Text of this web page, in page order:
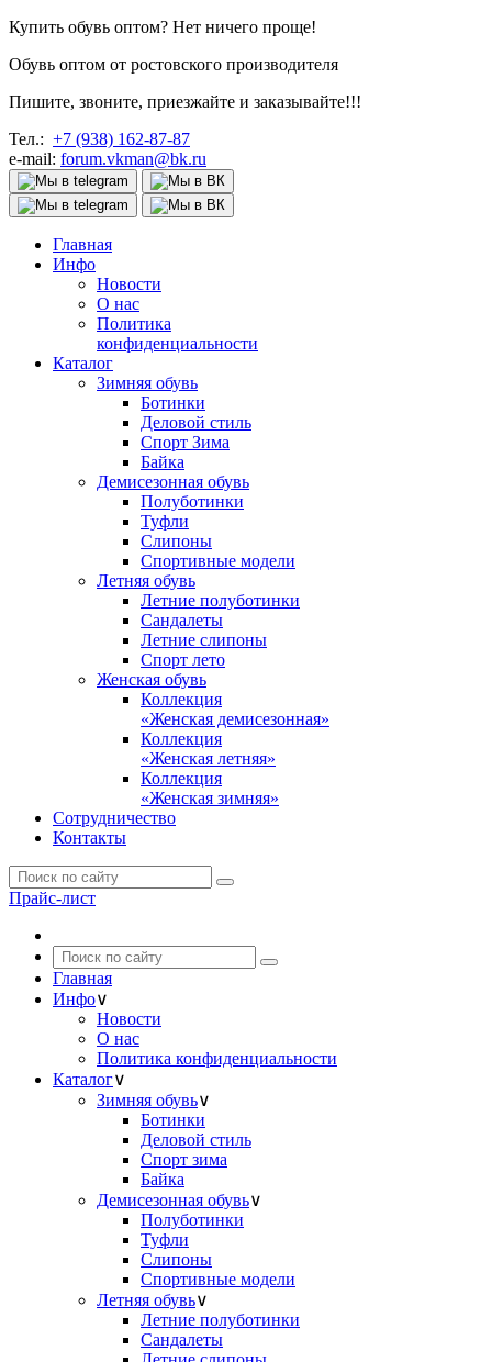
Купить обувь оптом? Нет ничего проще!
Обувь оптом от ростовского производителя
Пишите, звоните, приезжайте и заказывайте!!!
Тел.: +7 (938) 162-87-87
e-mail: forum.vkman@bk.ru
Главная
Инфо
Новости
О нас
Политика
конфиденциальности
Каталог
Зимняя обувь
Ботинки
Деловой стиль
Спорт Зима
Байка
Демисезонная обувь
Полуботинки
Туфли
Слипоны
Спортивные модели
Летняя обувь
Летние полуботинки
Сандалеты
Летние слипоны
Спорт лето
Женская обувь
Коллекция
«Женская демисезонная»
Коллекция
«Женская летняя»
Коллекция
«Женская зимняя»
Сотрудничество
Контакты
Прайс-лист
Главная
Инфо∨
Новости
О нас
Политика конфиденциальности
Каталог∨
Зимняя обувь∨
Ботинки
Деловой стиль
Спорт зима
Байка
Демисезонная обувь∨
Полуботинки
Туфли
Слипоны
Спортивные модели
Летняя обувь∨
Летние полуботинки
Сандалеты